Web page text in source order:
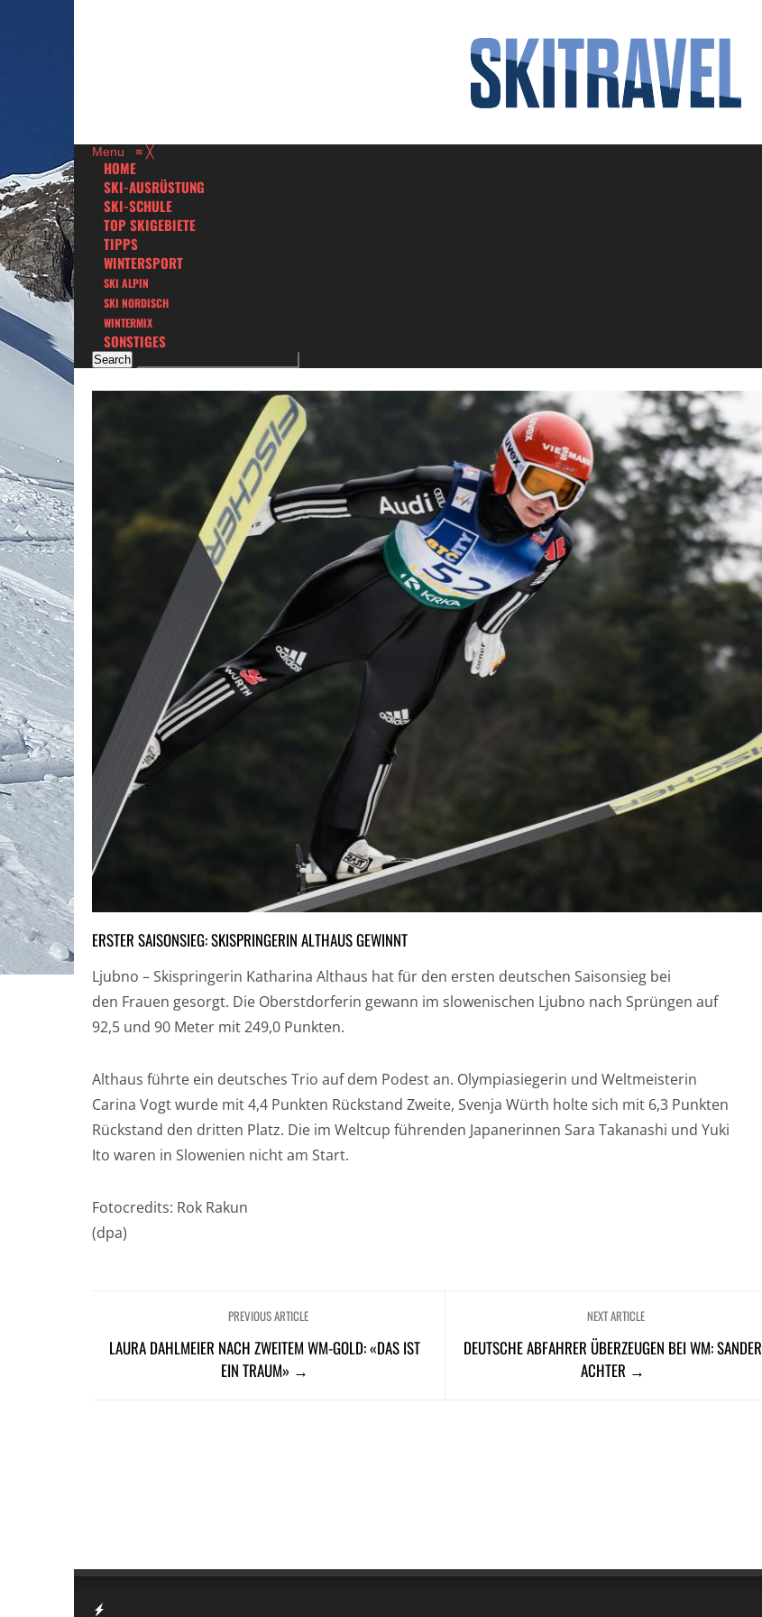
Menu ≡ ╳
HOME
SKI-AUSRÜSTUNG
SKI-SCHULE
TOP SKIGEBIETE
TIPPS
WINTERSPORT
SKI ALPIN
SKI NORDISCH
WINTERMIX
SONSTIGES
ERSTER SAISONSIEG: SKISPRINGERIN ALTHAUS GEWINNT
Ljubno – Skispringerin Katharina Althaus hat für den ersten deutschen Saisonsieg bei
den Frauen gesorgt. Die Oberstdorferin gewann im slowenischen Ljubno nach Sprüngen auf
92,5 und 90 Meter mit 249,0 Punkten.
Althaus führte ein deutsches Trio auf dem Podest an. Olympiasiegerin und Weltmeisterin
Carina Vogt wurde mit 4,4 Punkten Rückstand Zweite, Svenja Würth holte sich mit 6,3 Punkten
Rückstand den dritten Platz. Die im Weltcup führenden Japanerinnen Sara Takanashi und Yuki
Ito waren in Slowenien nicht am Start.
Fotocredits: Rok Rakun
(dpa)
PREVIOUS ARTICLE
LAURA DAHLMEIER NACH ZWEITEM WM-GOLD: «DAS IST
EIN TRAUM» →
NEXT ARTICLE
DEUTSCHE ABFAHRER ÜBERZEUGEN BEI WM: SANDER
ACHTER →